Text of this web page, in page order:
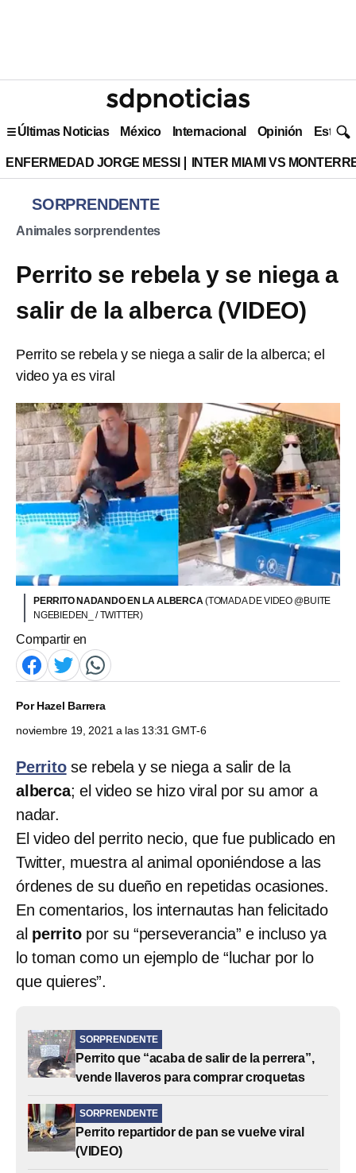
Últimas Noticias México Internacional Opinión Estilo
ENFERMEDAD JORGE MESSI INTER MIAMI VS
SORPRENDENTE
Animales sorprendentes
Perrito se rebela y se niega a
salir de la alberca (VIDEO)
Perrito se rebela y se niega a salir de la alberca; el
video ya es viral
PERRITO NADANDO EN LA ALBERCA(TOMADA DE VIDEO @BUITE
NGEBIEDEN_ / TWITTER)
Compartir en
PorHazel Barrera
noviembre 19, 2021 a las 13:31 GMT-6
Perritose rebela y se niega a salir de la
alberca; el video se hizo viral por su amor a
nadar.
El video del perrito necio, que fue publicado en
Twitter, muestra al animal oponiéndose a las
órdenes de su dueño en repetidas ocasiones.
En comentarios, los internautas han felicitado
al perritopor su “perseverancia” e incluso ya
lo toman como un ejemplo de “luchar por lo
que quieres”.
SORPRENDENTE
Perrito que “acaba de salir de la perrera”,
vende llaveros para comprar croquetas
SORPRENDENTE
Perrito repartidor de pan se vuelve viral
(VIDEO)